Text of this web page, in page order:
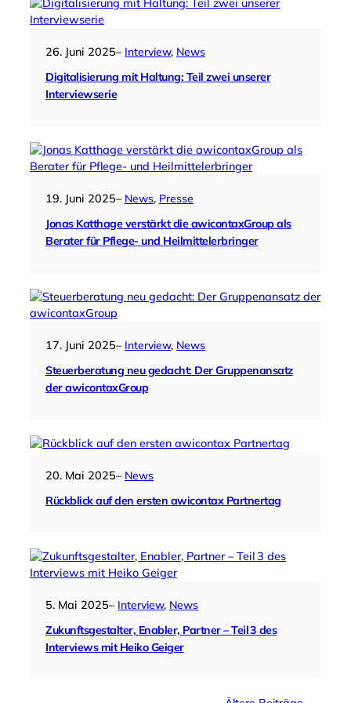
26. Juni 2025– Interview, News
Digitalisierung mit Haltung: Teil zwei unserer
Interviewserie
19. Juni 2025– News, Presse
Jonas Katthage verstärkt die awicontaxGroup als
Berater für Pflege- und Heilmittelerbringer
17. Juni 2025– Interview, News
Steuerberatung neu gedacht: Der Gruppenansatz
der awicontaxGroup
20. Mai 2025– News
Rückblick auf den ersten awicontax Partnertag
5. Mai 2025– Interview, News
Zukunftsgestalter, Enabler, Partner – Teil 3 des
Interviews mit Heiko Geiger